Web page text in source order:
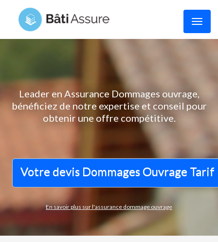
Leader en Assurance Dommages ouvrage,
bénéficiez de notre expertise et conseil pour
obtenir une offre compétitive.
Votre devis Dommages Ouvrage
En savoir plus sur l'assurance dommage ouvrage